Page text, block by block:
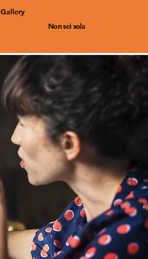
Gallery
Non sei sola